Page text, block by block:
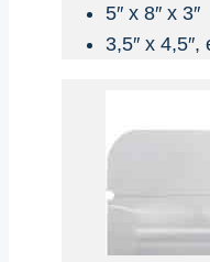
5″ x 8″ x 3″
3,5″ x 4,5″,